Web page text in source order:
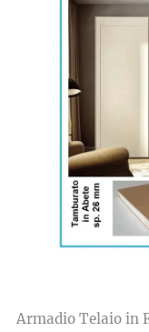
Armadio Telaio in